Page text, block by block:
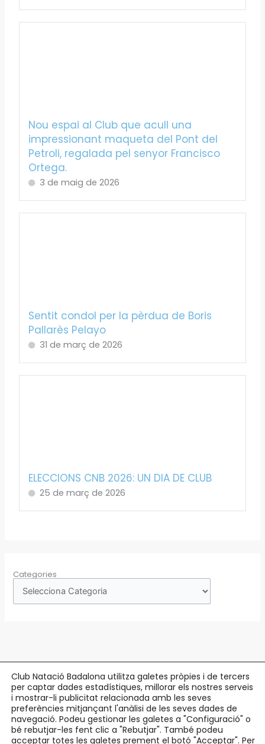
Nou espai al Club que acull una
impressionant maqueta del Pont del
Petroli, regalada pel senyor Francisco
Ortega.
3 de maig de 2026
Sentit condol per la pèrdua de Boris
Pallarès Pelayo
31 de març de 2026
ELECCIONS CNB 2026: UN DIA DE CLUB
25 de març de 2026
Categories
Copyright © 2026 Club Natació Badalona |c/ Eduard Maristany, 5-7
Badalona |93 384 34 13
Avís Legal
Club Natació Badalona utilitza galetes pròpies i de tercers
per captar dades estadístiques, millorar els nostres serveis
i mostrar-li publicitat relacionada amb les seves
preferències mitjançant l'anàlisi de les seves dades de
navegació. Podeu gestionar les galetes a "Configuració" o
bé rebutjar-les fent clic a "Rebutjar". També podeu
acceptar totes les galetes prement el botó "Acceptar". Per